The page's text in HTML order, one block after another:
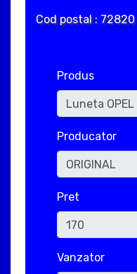
Cod postal : 72820
Produs
Producator
Pret
Vanzator